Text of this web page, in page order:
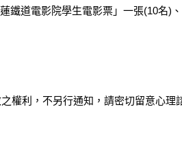
道電影院學生電影票」一張(10名)
權利，不另行通知，請密切留意心理